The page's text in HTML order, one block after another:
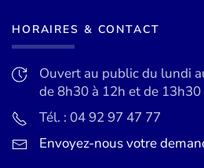
HORAIRES & CONTACT
Ouvert au public du lundi
de 8h30 à 12h et de
Tél. : 04 92 97 47 77
Envoyez-nous votre